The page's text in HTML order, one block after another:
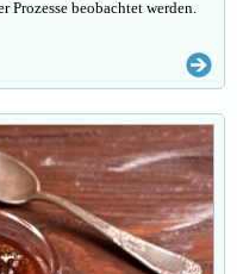
beobachtet werden.